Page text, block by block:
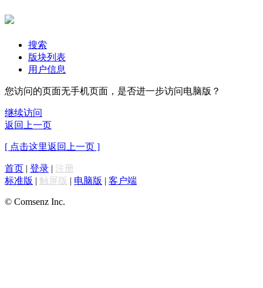
搜索
版块列表
用户信息
您访问的页面无手机页面，是否进一步访问电脑版？
继续访问
返回上一页
[ 点击这里返回上一页 ]
首页 | 登录 | 注册
标准版 | 触屏版 | 电脑版 | 客户端
© Comsenz Inc.